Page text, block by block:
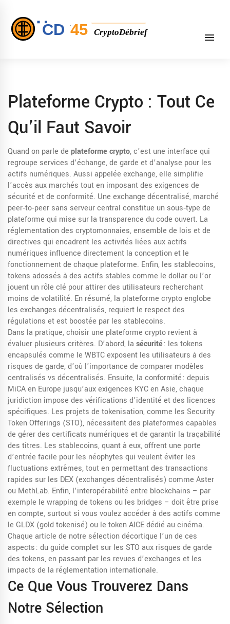
Plateforme Crypto : Tout Ce
Qu’il Faut Savoir
Quand on parle de plateforme crypto,c’est une interface qui
regroupe services d’échange, de garde et d’analyse pour les
actifs numériques. Aussi appelée exchange, elle simplifie
l’accès aux marchés tout en imposant des exigences de
sécurité et de conformité. Une exchange décentralisé, marché
peer‑to‑peer sans serveur central constitue un sous‑type de
plateforme qui mise sur la transparence du code ouvert. La
réglementation des cryptomonnaies,ensemble de lois et de
directives qui encadrent les activités liées aux actifs
numériques influence directement la conception et le
fonctionnement de chaque plateforme. Enfin, les stablecoins,
tokens adossés à des actifs stables comme le dollar ou l’or
jouent un rôle clé pour attirer des utilisateurs recherchant
moins de volatilité. En résumé, la plateforme crypto englobe
les exchanges décentralisés, requiert le respect des
régulations et est boostée par les stablecoins.
Dans la pratique, choisir une plateforme crypto revient à
évaluer plusieurs critères. D’abord, la sécurité: les tokens
encapsulés comme le WBTC exposent les utilisateurs à des
risques de garde, d’où l’importance de comparer modèles
centralisés vs décentralisés. Ensuite, la conformité : depuis
MiCA en Europe jusqu’aux exigences KYC en Asie, chaque
juridiction impose des vérifications d’identité et des licences
spécifiques. Les projets de tokenisation, comme les Security
Token Offerings (STO), nécessitent des plateformes capables
de gérer des certificats numériques et de garantir la traçabilité
des titres. Les stablecoins, quant à eux, offrent une porte
d’entrée facile pour les néophytes qui veulent éviter les
fluctuations extrêmes, tout en permettant des transactions
rapides sur les DEX (exchanges décentralisés) comme Aster
ou MethLab. Enfin, l’interopérabilité entre blockchains – par
exemple le wrapping de tokens ou les bridges – doit être prise
en compte, surtout si vous voulez accéder à des actifs comme
le GLDX (gold tokenisé) ou le token AICE dédié au cinéma.
Chaque article de notre sélection décortique l’un de ces
aspects : du guide complet sur les STO aux risques de garde
des tokens, en passant par les revues d’exchanges et les
impacts de la réglementation internationale.
Ce Que Vous Trouverez Dans
Notre Sélection